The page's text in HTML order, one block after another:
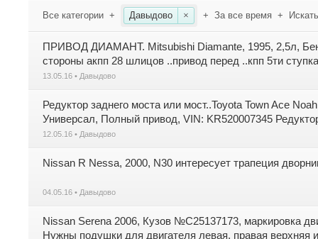
Все категории + Давыдово × + За все время +
ПРИВОД ДИАМАНТ. Mitsubishi Diamante, 1995, 2,5л,
стороны акпп 28 шлицов ..привод перед ..кпп 5ти
MR246498 ФОТО И ЦЕНА?
13.05.16 • Давыдово
Редуктор заднего моста или мост..Toyota Town Ace
Универсал, Полный привод, VIN: KR520007345
12.05.16 • Давыдово
Nissan R Nessa, 2000, N30 интересует трапеция
04.05.16 • Давыдово
Nissan Serena 2006, Кузов №C25137173, маркировка
Нужны подушки для двигателя левая, правая верхняя